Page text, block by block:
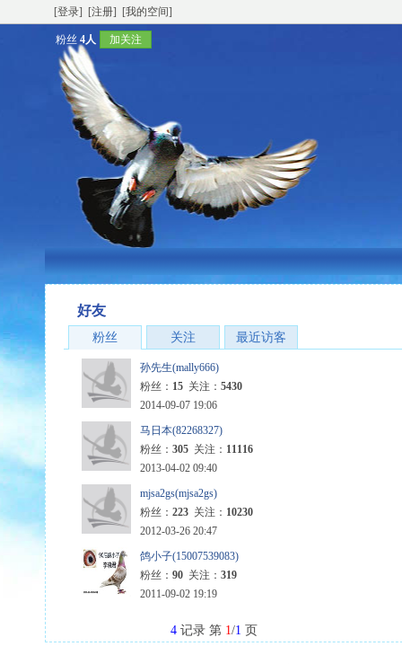
[登录] [注册] [我的空间]
粉丝 4人 加关注
好友
粉丝 关注 最近访客
孙先生(mally666)
粉丝： 15 关注： 5430
2014-09-07 19:06
马日本(82268327)
粉丝： 305 关注： 11116
2013-04-02 09:40
mjsa2gs(mjsa2gs)
粉丝： 223 关注： 10230
2012-03-26 20:47
鸽小子(15007539083)
粉丝： 90 关注： 319
2011-09-02 19:19
4 记录 第 1/1 页